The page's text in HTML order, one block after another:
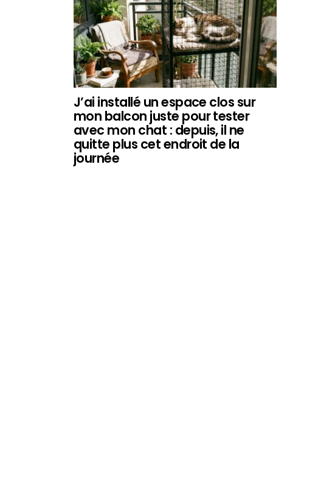
J’ai installé un espace clos sur
mon balcon juste pour tester
avec mon chat : depuis, il ne
quitte plus cet endroit de la
journée